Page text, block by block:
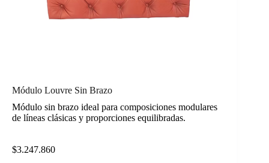
Módulo Louvre Sin Brazo
Módulo sin brazo ideal para composiciones modulares
de líneas clásicas y proporciones equilibradas.
$3.247.860